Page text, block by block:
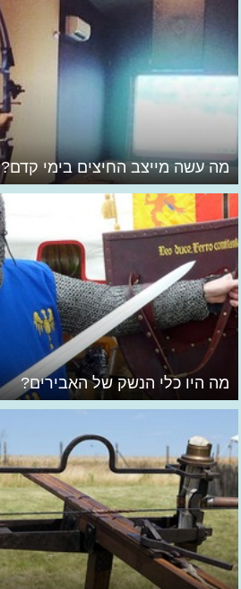
מה עשה מייצב החיצים בימי קדם?
מה היו כלי הנשק של האבירים?